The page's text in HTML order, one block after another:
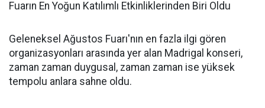
Fuarın En Yoğun Katılımlı Etkinliklerinden Biri Oldu
Geleneksel Ağustos Fuarı'nın en fazla ilgi gören
organizasyonları arasında yer alan Madrigal konseri,
zaman zaman duygusal, zaman zaman ise yüksek
tempolu anlara sahne oldu.